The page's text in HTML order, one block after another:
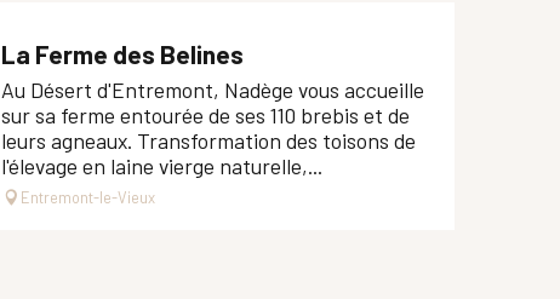
La Ferme des Belines
Au Désert d'Entremont, Nadège vous accueille
sur sa ferme entourée de ses 110 brebis et de
leurs agneaux. Transformation des toisons de
l'élevage en laine vierge naturelle,...
Entremont-le-Vieux